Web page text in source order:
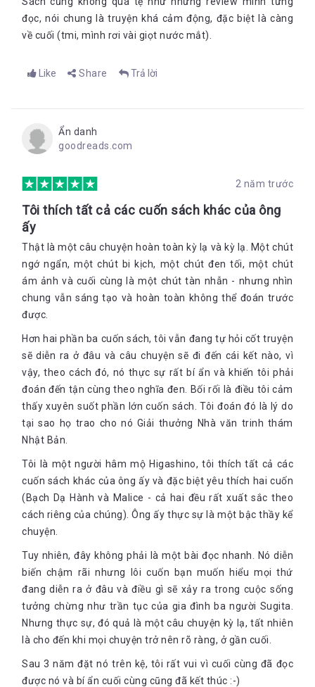
đọc, nói chung là truyện khá cảm động, đặc biệt là càng
về cuối (tmi, mình rơi vài giọt nước mắt).
Like Share Trả lời
Ẩn danh
goodreads.com
2 năm trước
Tôi thích tất cả các cuốn sách khác của ông
ấy
Thật là một câu chuyện hoàn toàn kỳ lạ và kỳ lạ. Một chút
ngớ ngẩn, một chút bi kịch, một chút đen tối, một chút
ám ảnh và cuối cùng là một chút tàn nhẫn - nhưng nhìn
chung vẫn sáng tạo và hoàn toàn không thể đoán trước
được.
Hơn hai phần ba cuốn sách, tôi vẫn đang tự hỏi cốt truyện
sẽ diễn ra ở đâu và câu chuyện sẽ đi đến cái kết nào, vì
vậy, theo cách đó, nó thực sự rất bí ẩn và khiến tôi phải
đoán đến tận cùng theo nghĩa đen. Bối rối là điều tôi cảm
thấy xuyên suốt phần lớn cuốn sách. Tôi đoán đó là lý do
tại sao họ trao cho nó Giải thưởng Nhà văn trinh thám
Nhật Bản.
Tôi là một người hâm mộ Higashino, tôi thích tất cả các
cuốn sách khác của ông ấy và đặc biệt yêu thích hai cuốn
(Bạch Dạ Hành và Malice - cả hai đều rất xuất sắc theo
cách riêng của chúng). Ông ấy thực sự là một bậc thầy kể
chuyện.
Tuy nhiên, đây không phải là một bài đọc nhanh. Nó diễn
biến chậm rãi nhưng lôi cuốn bạn muốn hiểu mọi thứ
đang diễn ra ở đâu và điều gì sẽ xảy ra trong cuộc sống
tưởng chừng như trần tục của gia đình ba người Sugita.
Nhưng thực sự, đó quả là một câu chuyện kỳ ​​lạ, tất nhiên
là cho đến khi mọi chuyện trở nên rõ ràng, ở gần cuối.
Sau 3 năm đặt nó trên kệ, tôi rất vui vì cuối cùng đã đọc
được nó và bí ẩn cuối cùng cũng đã kết thúc :-)